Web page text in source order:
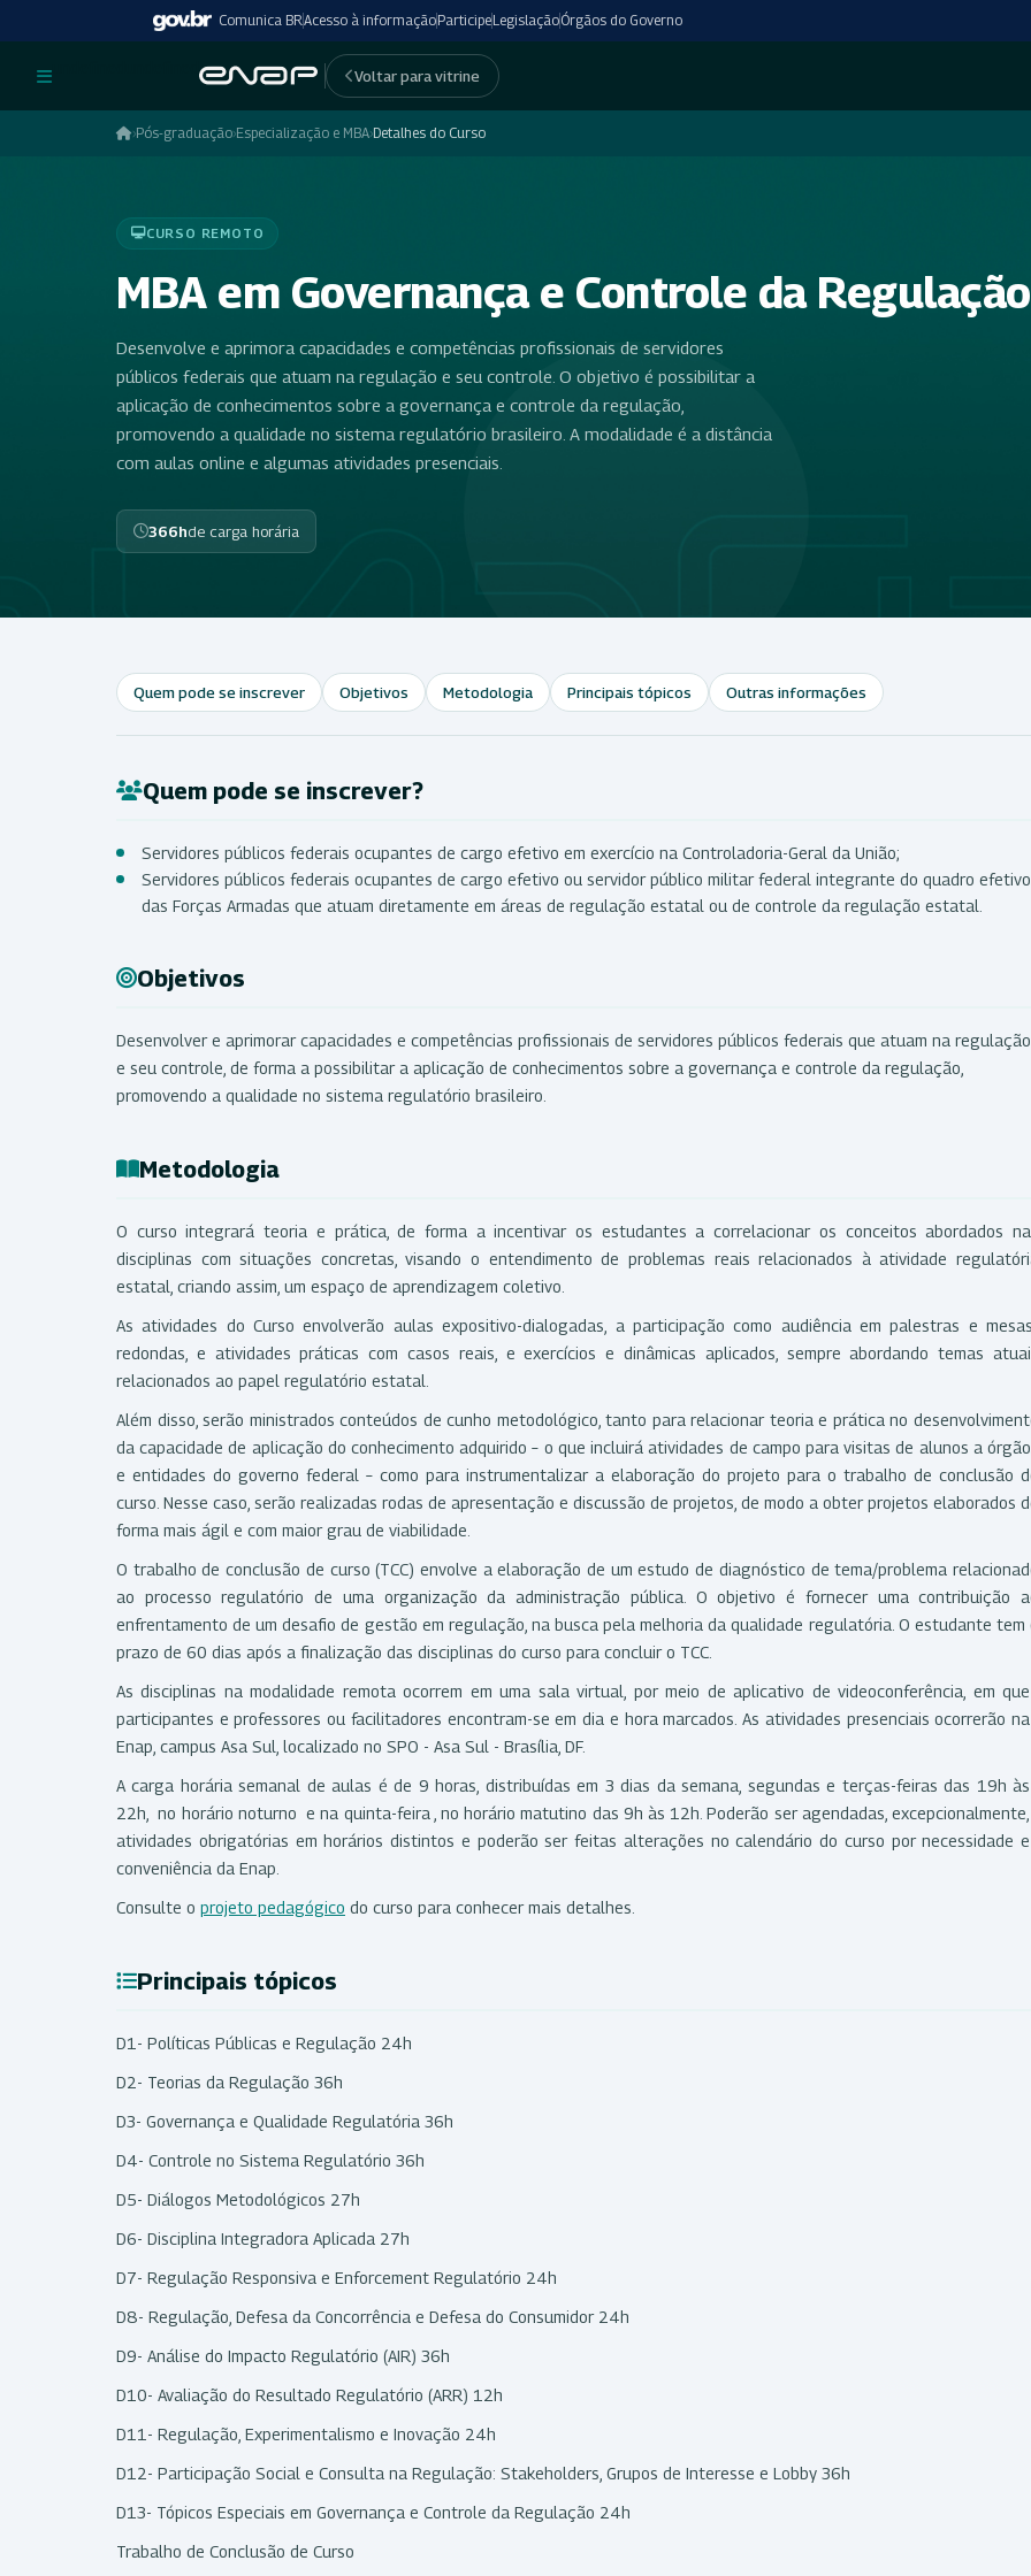
Comunica BRAcesso à informaçãoParticipeLegislaçãoÓrgãos do Governo
Voltar para vitrine
›Pós-graduação›Especialização e MBA›Detalhes do Curso
CURSO REMOTO
MBA em Governança e Controle da Regulação
Desenvolve e aprimora capacidades e competências profissionais de servidores
públicos federais que atuam na regulação e seu controle. O objetivo é possibilitar a
aplicação de conhecimentos sobre a governança e controle da regulação,
promovendo a qualidade no sistema regulatório brasileiro. A modalidade é a distância
com aulas online e algumas atividades presenciais.
366hde carga horária
Quem pode se inscrever Objetivos Metodologia Principais tópicos Outras informações
Quem pode se inscrever?
Servidores públicos federais ocupantes de cargo efetivo em exercício na Controladoria-Geral da União;
Servidores públicos federais ocupantes de cargo efetivo ou servidor público militar federal integrante do quadro efetivo
das Forças Armadas que atuam diretamente em áreas de regulação estatal ou de controle da regulação estatal.
Objetivos
Desenvolver e aprimorar capacidades e competências profissionais de servidores públicos federais que atuam na regulação
e seu controle, de forma a possibilitar a aplicação de conhecimentos sobre a governança e controle da regulação,
promovendo a qualidade no sistema regulatório brasileiro.
Metodologia
O curso integrará teoria e prática, de forma a incentivar os estudantes a correlacionar os conceitos abordados
disciplinas com situações concretas, visando o entendimento de problemas reais relacionados à atividade
estatal, criando assim, um espaço de aprendizagem coletivo.
As atividades do Curso envolverão aulas expositivo-dialogadas, a participação como audiência em palestras e
redondas, e atividades práticas com casos reais, e exercícios e dinâmicas aplicados, sempre abordando temas
relacionados ao papel regulatório estatal.
Além disso, serão ministrados conteúdos de cunho metodológico, tanto para relacionar teoria e prática no
da capacidade de aplicação do conhecimento adquirido – o que incluirá atividades de campo para visitas de alunos a
e entidades do governo federal – como para instrumentalizar a elaboração do projeto para o trabalho de conclusão
curso. Nesse caso, serão realizadas rodas de apresentação e discussão de projetos, de modo a obter projetos elaborados
forma mais ágil e com maior grau de viabilidade.
O trabalho de conclusão de curso (TCC) envolve a elaboração de um estudo de diagnóstico de tema/problema
ao processo regulatório de uma organização da administração pública. O objetivo é fornecer uma contribuição
enfrentamento de um desafio de gestão em regulação, na busca pela melhoria da qualidade regulatória. O estudante tem
prazo de 60 dias após a finalização das disciplinas do curso para concluir o TCC.
As disciplinas na modalidade remota ocorrem em uma sala virtual, por meio de aplicativo de videoconferência, em que
participantes e professores ou facilitadores encontram-se em dia e hora marcados. As atividades presenciais ocorrerão na
Enap, campus Asa Sul, localizado no SPO - Asa Sul - Brasília, DF.
A carga horária semanal de aulas é de 9 horas, distribuídas em 3 dias da semana, segundas e terças-feiras das 19h às
22h, no horário noturno e na quinta-feira , no horário matutino das 9h às 12h. Poderão ser agendadas, excepcionalmente,
atividades obrigatórias em horários distintos e poderão ser feitas alterações no calendário do curso por necessidade e
conveniência da Enap.
Consulte o projeto pedagógico do curso para conhecer mais detalhes.
Principais tópicos
D1- Políticas Públicas e Regulação 24h
D2- Teorias da Regulação 36h
D3- Governança e Qualidade Regulatória 36h
D4- Controle no Sistema Regulatório 36h
D5- Diálogos Metodológicos 27h
D6- Disciplina Integradora Aplicada 27h
D7- Regulação Responsiva e Enforcement Regulatório 24h
D8- Regulação, Defesa da Concorrência e Defesa do Consumidor 24h
D9- Análise do Impacto Regulatório (AIR) 36h
D10- Avaliação do Resultado Regulatório (ARR) 12h
D11- Regulação, Experimentalismo e Inovação 24h
D12- Participação Social e Consulta na Regulação: Stakeholders, Grupos de Interesse e Lobby 36h
D13- Tópicos Especiais em Governança e Controle da Regulação 24h
Trabalho de Conclusão de Curso